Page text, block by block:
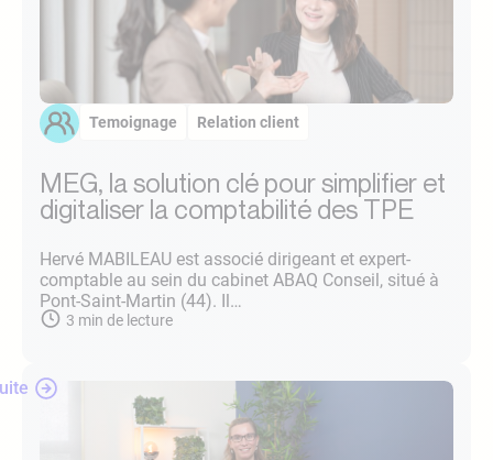
Temoignage Relation client
MEG, la solution clé pour simplifier et
digitaliser la comptabilité des TPE
Hervé MABILEAU est associé dirigeant et expert-
comptable au sein du cabinet ABAQ Conseil, situé à
Pont-Saint-Martin (44). Il…
3 min de lecture